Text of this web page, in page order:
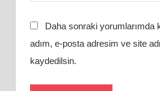
Daha sonraki yorumlarımda
adım, e-posta adresim ve site
kaydedilsin.